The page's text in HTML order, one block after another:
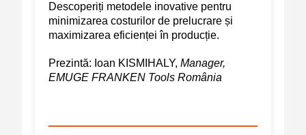
Descoperiți metodele inovative pentru
minimizarea costurilor de prelucrare și
maximizarea eficienței în producție.
Prezintă: Ioan KISMIHALY, Manager,
EMUGE FRANKEN Tools România